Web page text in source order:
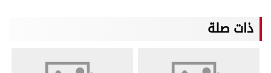
ذات صلة